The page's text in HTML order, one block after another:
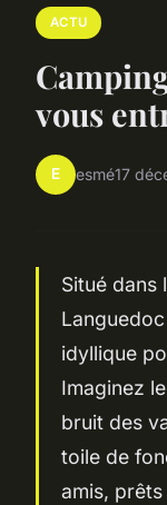
ACTU
vous
E esmé17
Situé dans
idyllique
Imaginez
bruit des
toile de
amis,